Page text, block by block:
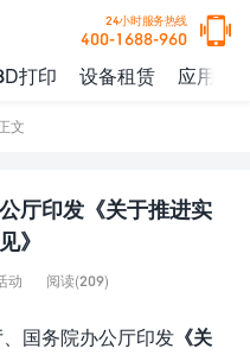
24小时服务热线
400-1688-960
打印 设备租赁 应用案
文
厅印发《关于推进实
》
动 阅读(209)
国务院办公厅印发 《关